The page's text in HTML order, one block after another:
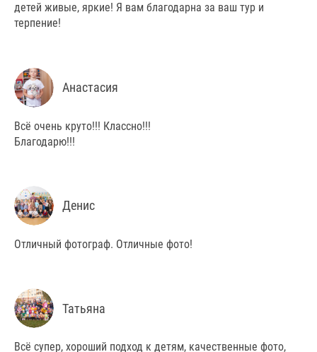
детей живые, яркие! Я вам благодарна за ваш тур и
терпение!
Анастасия
Всё очень круто!!! Классно!!!
Благодарю!!!
Денис
Отличный фотограф. Отличные фото!
Татьяна
Всё супер, хороший подход к детям, качественные фото,